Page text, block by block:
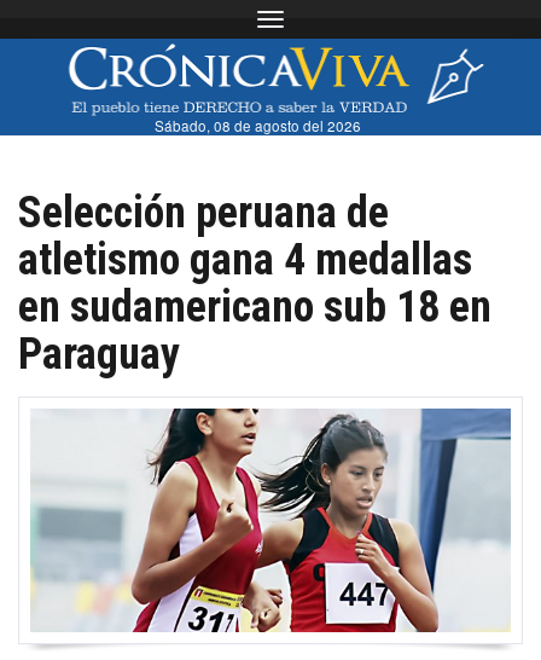
Toggle navigation
Sábado, 08 de agosto del 2026
Selección peruana de
atletismo gana 4 medallas
en sudamericano sub 18 en
Paraguay